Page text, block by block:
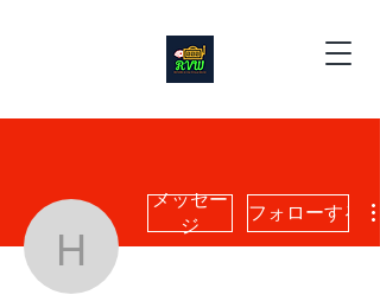
hilif87271
メッセー
ジ
フォローする